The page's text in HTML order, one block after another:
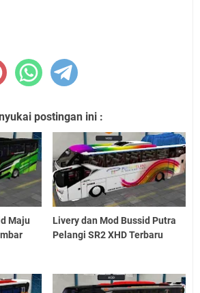
postingan ini :
Maju
Livery dan Mod Bussid Putra
Pelangi SR2 XHD Terbaru